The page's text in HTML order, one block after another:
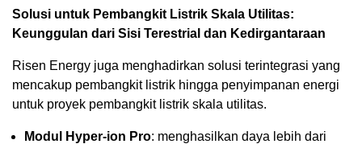
Solusi untuk Pembangkit Listrik Skala Utilitas:
Keunggulan dari Sisi Terestrial dan Kedirgantaraan
Risen Energy juga menghadirkan solusi terintegrasi yang
mencakup pembangkit listrik hingga penyimpanan energi
untuk proyek pembangkit listrik skala utilitas.
Modul Hyper-ion Pro: menghasilkan daya lebih dari